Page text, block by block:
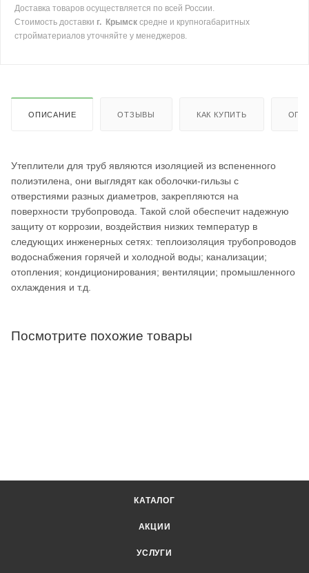
Доставка товаров осуществляется по всей России.
Стоимость доставки г. Крымск средне и крупногабаритных
стройматериалов уточняйте у менеджеров.
ОПИСАНИЕ ОТЗЫВЫ КАК КУПИТЬ
Утеплители для труб являются изоляцией из вспененного
полиэтилена, они выглядят как оболочки-гильзы с
отверстиями разных диаметров, закрепляются на
поверхности трубопровода. Такой слой обеспечит надежную
защиту от коррозии, воздействия низких температур в
следующих инженерных сетях: теплоизоляция трубопроводов
водоснабжения горячей и холодной воды; канализации;
отопления; кондиционирования; вентиляции; промышленного
охлаждения и т.д.
Посмотрите похожие товары
КАТАЛОГ
АКЦИИ
УСЛУГИ